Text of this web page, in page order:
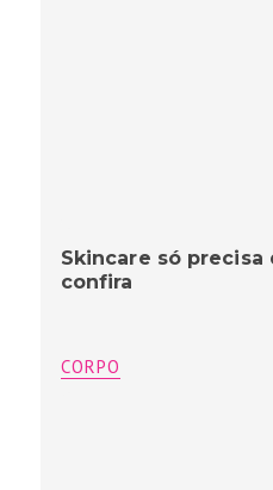
Skincare só precisa
confira
CORPO